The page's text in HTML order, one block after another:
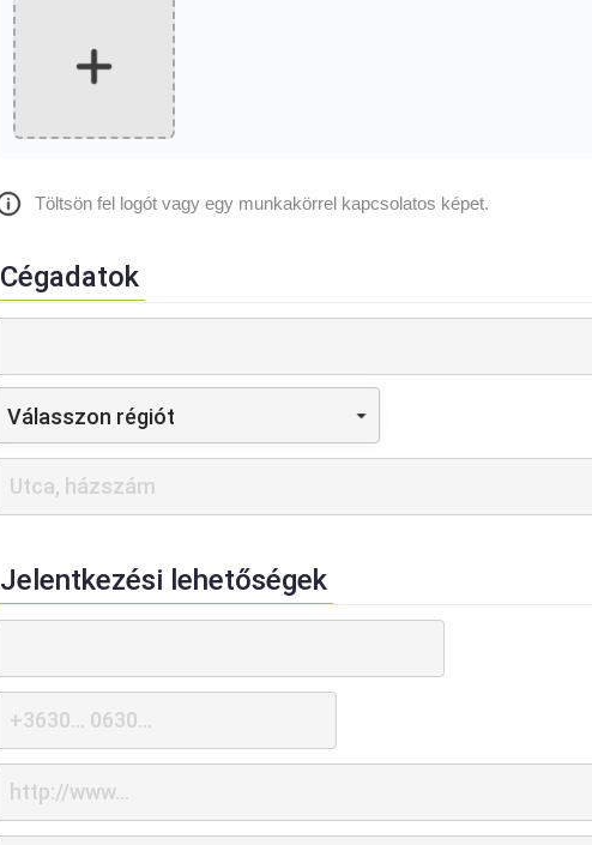
Töltsön fel logót vagy egy munkakörrel kapcsolatos képet.
Cégadatok
Válasszon régiót
Jelentkezési lehetőségek